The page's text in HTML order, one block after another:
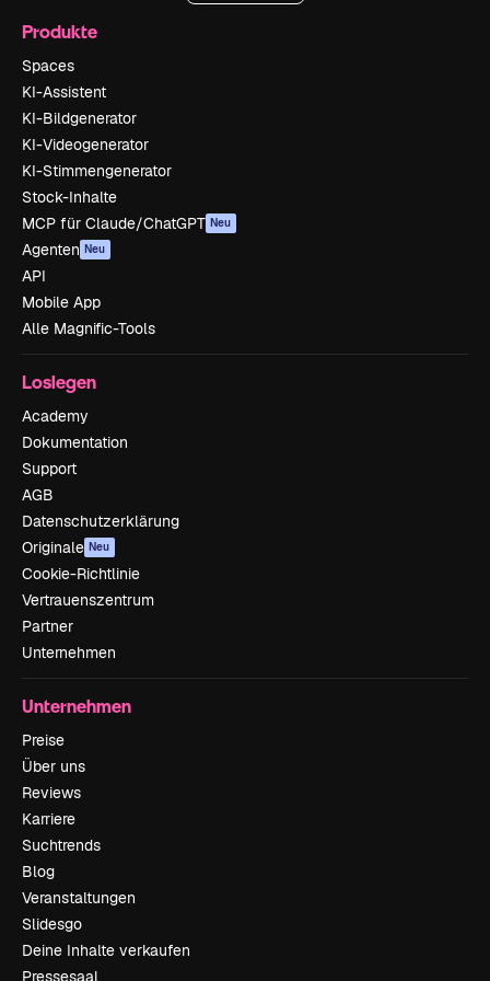
Produkte
Spaces
KI-Assistent
KI-Bildgenerator
KI-Videogenerator
KI-Stimmengenerator
Stock-Inhalte
MCP für Claude/ChatGPT Neu
Agenten Neu
API
Mobile App
Alle Magnific-Tools
Loslegen
Academy
Dokumentation
Support
AGB
Datenschutzerklärung
Originale Neu
Cookie-Richtlinie
Vertrauenszentrum
Partner
Unternehmen
Unternehmen
Preise
Über uns
Reviews
Karriere
Suchtrends
Blog
Veranstaltungen
Slidesgo
Deine Inhalte verkaufen
Pressesaal